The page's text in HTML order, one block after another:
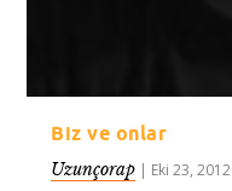
Biz ve onlar
Uzunçorap | Eki 23, 2012